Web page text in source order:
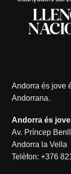
Andorra és jove
Andorrana.
Andorra és
Av. Príncep
Andorra la Vella
Telèfon: +376